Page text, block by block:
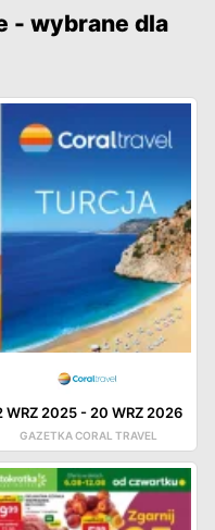
- wybrane dla
WRZ 2025- 20 WRZ 2026
GAZETKA CORAL TRAVEL